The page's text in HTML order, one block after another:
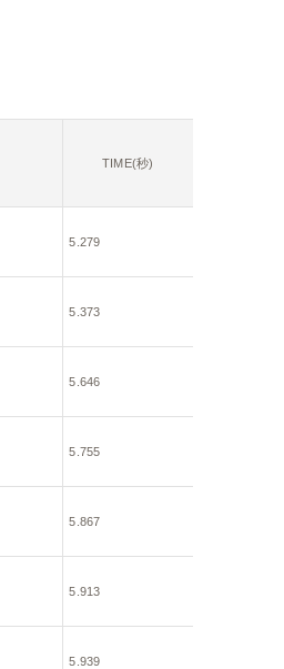
TIME(秒)
5.279
5.373
5.646
5.755
5.867
5.913
5.939